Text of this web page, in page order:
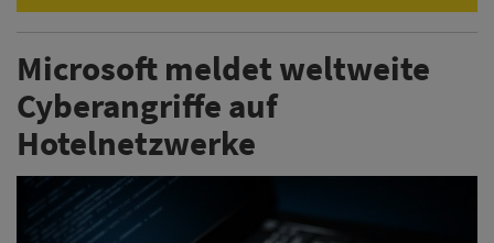
Microsoft meldet weltweite
Cyberangriffe auf
Hotelnetzwerke